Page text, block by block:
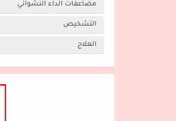
مضاعفات الداء النشواني
التشخيص
العلاج